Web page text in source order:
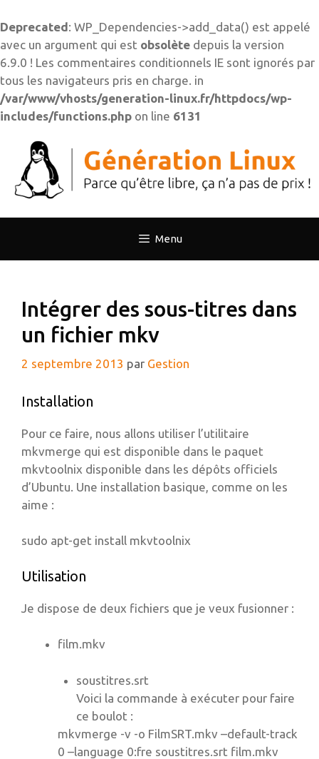
Deprecated: WP_Dependencies->add_data() est appelé
avec un argument qui est obsolète depuis la version
6.9.0 ! Les commentaires conditionnels IE sont ignorés par
tous les navigateurs pris en charge. in
/var/www/vhosts/generation-linux.fr/httpdocs/wp-
includes/functions.php on line 6131
contenu
Menu
Intégrer des sous-titres dans
un fichier mkv
2 septembre 2013 par Gestion
Installation
Pour ce faire, nous allons utiliser l’utilitaire
mkvmerge qui est disponible dans le paquet
mkvtoolnix disponible dans les dépôts officiels
d’Ubuntu. Une installation basique, comme on les
aime :
sudo apt-get install mkvtoolnix
Utilisation
Je dispose de deux fichiers que je veux fusionner :
film.mkv
soustitres.srt
Voici la commande à exécuter pour faire
ce boulot :
mkvmerge -v -o FilmSRT.mkv –default-track
0 –language 0:fre soustitres.srt film.mkv